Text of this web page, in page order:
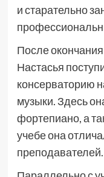
и старательно
После
Настасья
консерваторию
музыки. Здесь
фортепиано, а
учебе она
преподавателей.